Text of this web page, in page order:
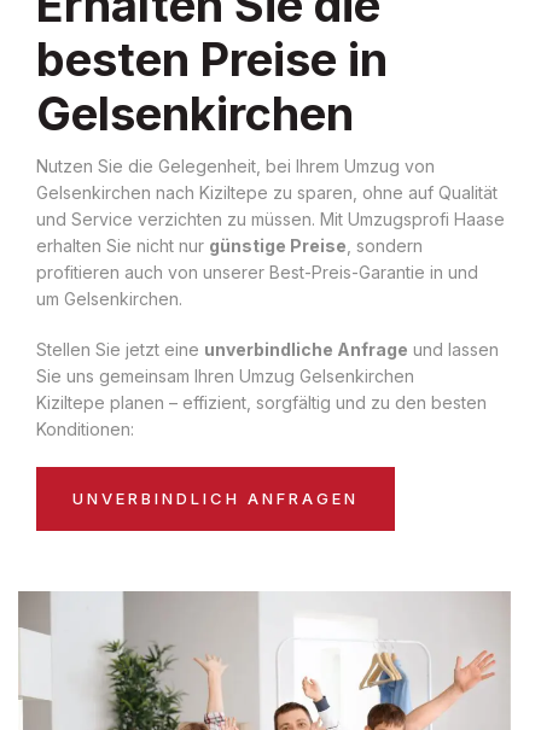
besten Preise in
Gelsenkirchen
Nutzen Sie die Gelegenheit, bei Ihrem Umzug von
Gelsenkirchen nach Kiziltepe zu sparen, ohne auf Qualität
und Service verzichten zu müssen. Mit Umzugsprofi Haase
erhalten Sie nicht nur günstige Preise , sondern
profitieren auch von unserer Best-Preis-Garantie in und
um Gelsenkirchen.
Stellen Sie jetzt eine unverbindliche Anfrage und lassen
Sie uns gemeinsam Ihren Umzug Gelsenkirchen
Kiziltepe planen – effizient, sorgfältig und zu den besten
Konditionen:
UNVERBINDLICH ANFRAGEN